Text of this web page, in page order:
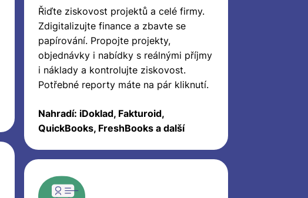
Řiďte ziskovost projektů a celé firmy.
Zdigitalizujte finance a zbavte se
papírování. Propojte projekty,
objednávky i nabídky s reálnými příjmy
i náklady a kontrolujte ziskovost.
Potřebné reporty máte na pár kliknutí.
Nahradí: iDoklad, Fakturoid,
QuickBooks, FreshBooks a další